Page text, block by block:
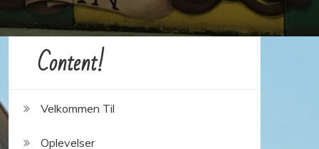
Content!
Velkommen Til
Oplevelser